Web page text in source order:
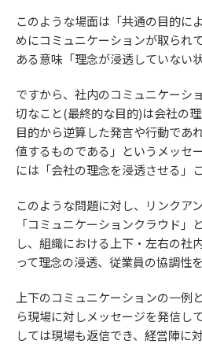
このような場面は「共通の目的に
めにコミュニケーションが取られ
ある意味「理念が浸透していない
ですから、社内のコミュニケーシ
切なこと(最終的な目的)は会社の理
目的から逆算した発言や行動であ
値するものである」というメッセ
には「会社の理念を浸透させる」
このような問題に対し、リンクア
「コミュニケーションクラウド」
し、組織における上下・左右の社
って理念の浸透、従業員の協調性
上下のコミュニケーションの一例
ら現場に対しメッセージを発信し
しては現場も返信でき、経営陣に